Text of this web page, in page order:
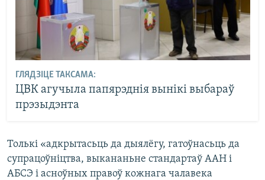
ГЛЯДЗІЦЕ ТАКСАМА:
ЦВК агучыла папярэднія вынікі выбараў
прэзыдэнта
Толькі «адкрытасьць да дыялёгу, гатоўнасьць да
супрацоўніцтва, выкананьне стандартаў ААН і
АБСЭ і асноўных правоў кожнага чалавека